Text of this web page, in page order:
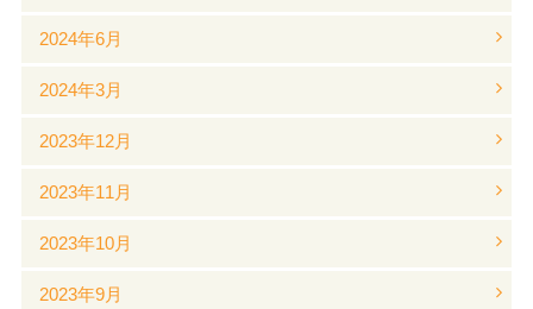
2024年6月
2024年3月
2023年12月
2023年11月
2023年10月
2023年9月